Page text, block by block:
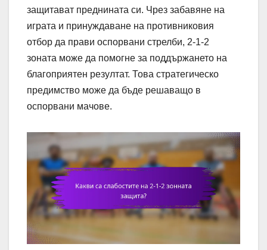
защитават преднината си. Чрез забавяне на
играта и принуждаване на противниковия
отбор да прави оспорвани стрелби, 2-1-2
зоната може да помогне за поддържането на
благоприятен резултат. Това стратегическо
предимство може да бъде решаващо в
оспорвани мачове.